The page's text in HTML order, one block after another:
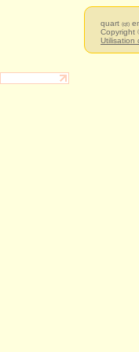
quart (qt)
Copyright
Utilisation